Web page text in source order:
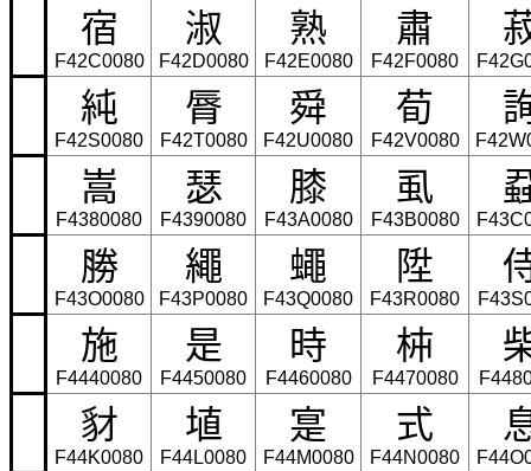
宿
F42C0080
淑
F42D0080
熟
F42E0080
肅
F42F0080
純
F42S0080
脣
F42T0080
舜
F42U0080
荀
F42V0080
嵩
F4380080
瑟
F4390080
膝
F43A0080
虱
F43B0080
勝
F43O0080
繩
F43P0080
蠅
F43Q0080
陞
F43R0080
施
F4440080
是
F4450080
時
F4460080
枾
F4470080
豺
F44K0080
埴
F44L0080
寔
F44M0080
式
F44N0080